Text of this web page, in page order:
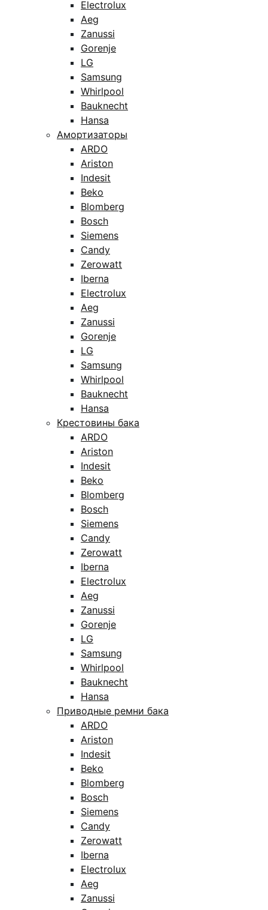
Electrolux
Aeg
Zanussi
Gorenje
LG
Samsung
Whirlpool
Bauknecht
Hansa
Амортизаторы
ARDO
Ariston
Indesit
Beko
Blomberg
Bosch
Siemens
Candy
Zerowatt
Iberna
Electrolux
Aeg
Zanussi
Gorenje
LG
Samsung
Whirlpool
Bauknecht
Hansa
Крестовины бака
ARDO
Ariston
Indesit
Beko
Blomberg
Bosch
Siemens
Candy
Zerowatt
Iberna
Electrolux
Aeg
Zanussi
Gorenje
LG
Samsung
Whirlpool
Bauknecht
Hansa
Приводные ремни бака
ARDO
Ariston
Indesit
Beko
Blomberg
Bosch
Siemens
Candy
Zerowatt
Iberna
Electrolux
Aeg
Zanussi